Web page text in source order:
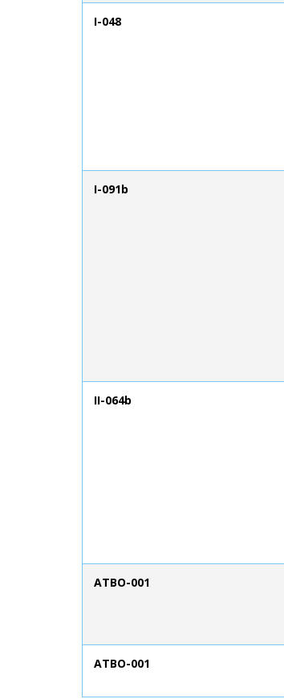
I-048
I-091b
II-064b
ATBO-001
ATBO-001